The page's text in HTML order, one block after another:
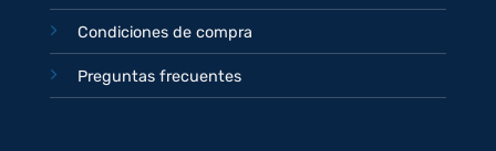
Condiciones de compra
Preguntas frecuentes